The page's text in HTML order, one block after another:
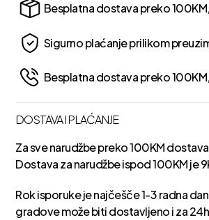
Besplatna dostava preko
Sigurno plaćanje prilikom
Besplatna dostava preko
DOSTAVA I PLAĆANJE
Za sve narudžbe preko 100KM
Dostava za narudžbe ispod 100KM je
Rok isporuke je najčešče 1-3 radna
gradove može biti dostavljeno i za